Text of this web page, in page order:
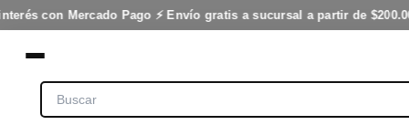
con Mercado Pago ⚡ Envío gratis a sucursal a partir de
Ir
al
contenido
Search
Pecador
cantidad